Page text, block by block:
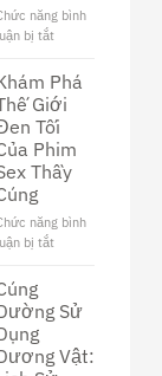
năng bình
bị tắt
Sex
Thầy
Cúng
Đài
Loan:
Khám
Nền
Phá
Giới
Tối
Phim
Thầy
năng bình
bị tắt
Thế
Giới
Tối
Sử
Vật: